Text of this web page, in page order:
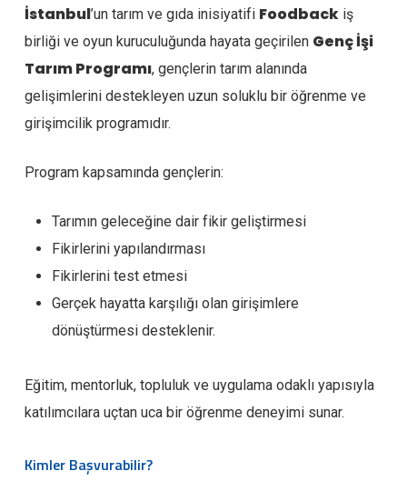
İstanbul’un tarım ve gıda inisiyatifi Foodback iş
birliği ve oyun kuruculuğunda hayata geçirilen Genç İşi
Tarım Programı, gençlerin tarım alanında
gelişimlerini destekleyen uzun soluklu bir öğrenme ve
girişimcilik programıdır.
Program kapsamında gençlerin:
Tarımın geleceğine dair fikir geliştirmesi
Fikirlerini yapılandırması
Fikirlerini test etmesi
Gerçek hayatta karşılığı olan girişimlere
dönüştürmesi desteklenir.
Eğitim, mentorluk, topluluk ve uygulama odaklı yapısıyla
katılımcılara uçtan uca bir öğrenme deneyimi sunar.
Kimler Başvurabilir?